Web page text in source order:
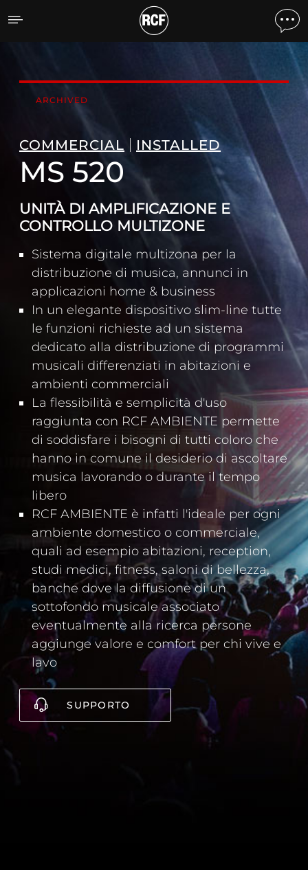
MS 520 UNITÀ DI
ARCHIVED
COMMERCIAL INSTALLED
MS 520
UNITÀ DI AMPLIFICAZIONE E
CONTROLLO MULTIZONE
Sistema digitale multizona per la
distribuzione di musica, annunci in
applicazioni home & business
In un elegante dispositivo slim-line tutte
le funzioni richieste ad un sistema
dedicato alla distribuzione di programmi
musicali differenziati in abitazioni e
ambienti commerciali
La flessibilità e semplicità d'uso
raggiunta con RCF AMBIENTE permette
di soddisfare i bisogni di tutti coloro che
hanno in comune il desiderio di ascoltare
musica lavorando o durante il tempo
libero
RCF AMBIENTE è infatti l'ideale per ogni
ambiente domestico o commerciale,
quali ad esempio abitazioni, reception,
studi medici, fitness, saloni di bellezza,
banche dove la diffusione di un
sottofondo musicale associato
eventualmente alla ricerca persone
aggiunge valore e comfort per chi vive e
lavo
SUPPORTO